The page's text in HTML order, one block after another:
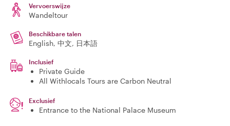
Vervoerswijze
Wandeltour
Beschikbare talen
English, 中文, 日本語
Inclusief
Private Guide
All Withlocals Tours are Carbon Neutral
Exclusief
Entrance to the National Palace Museum